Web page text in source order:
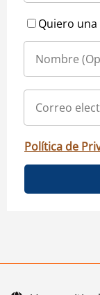
Quiero
Política de